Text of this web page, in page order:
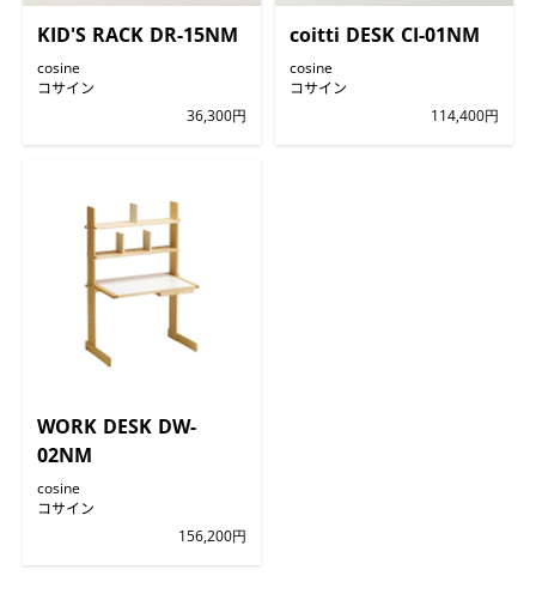
KID'S RACK DR-15NM
cosine
コサイン
36,300円
coitti DESK CI-01NM
cosine
コサイン
114,400円
WORK DESK DW-
02NM
cosine
コサイン
156,200円